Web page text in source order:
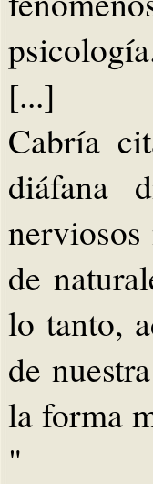
[...]
Cabría
diáfana
de
lo tanto,
de
la forma
"